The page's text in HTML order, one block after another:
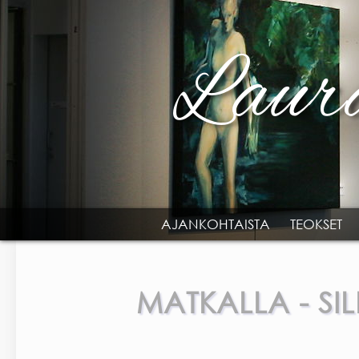
Skip to main content
MAIN MENU
AJANKOHTAISTA TEOKSET
MATKALLA -